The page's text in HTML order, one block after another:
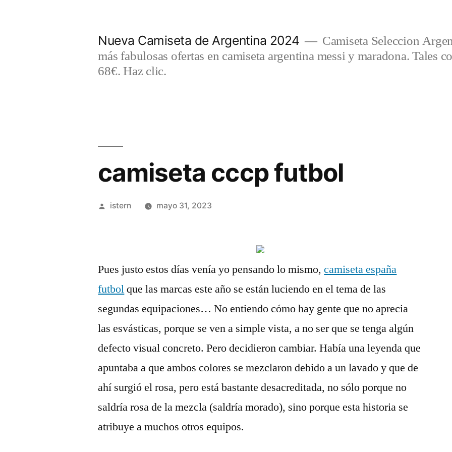
Nueva Camiseta de Argentina 2024
Camiseta Seleccion
más fabulosas ofertas en camiseta argentina messi y maradona. Tales
68€. Haz clic.
camiseta cccp futbol
Publicado
istern mayo 31, 2023
Pues justo estos días venía yo pensando lo mismo,camiseta españa
futbolque las marcas este año se están luciendo en el tema de las
segundas equipaciones… No entiendo cómo hay gente que no aprecia
las esvásticas, porque se ven a simple vista, a no ser que se tenga algún
defecto visual concreto. Pero decidieron cambiar. Había una leyenda que
apuntaba a que ambos colores se mezclaron debido a un lavado y que de
ahí surgió el rosa, pero está bastante desacreditada, no sólo porque no
saldría rosa de la mezcla (saldría morado), sino porque esta historia se
atribuye a muchos otros equipos.